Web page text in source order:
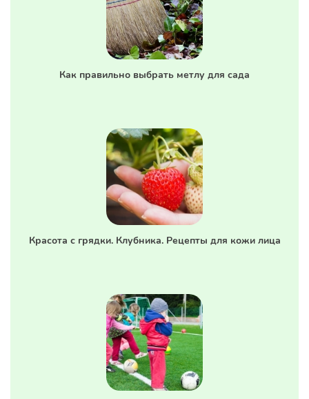
Как правильно выбрать метлу для сада
Красота с грядки. Клубника. Рецепты для кожи лица